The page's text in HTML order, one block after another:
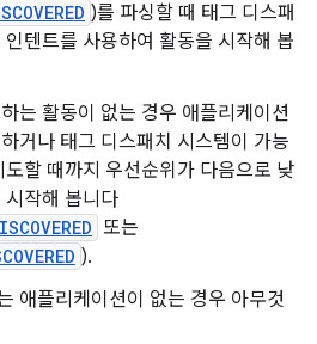
)를 파싱할 때 태그 디스패
텐트를 사용하여 활동을 시작해 봅
는 활동이 없는 경우 애플리케이션
거나 태그 디스패치 시스템이 가능
할 때까지 우선순위가 다음으로 낮
시작해 봅니다
또는
).
애플리케이션이 없는 경우 아무것